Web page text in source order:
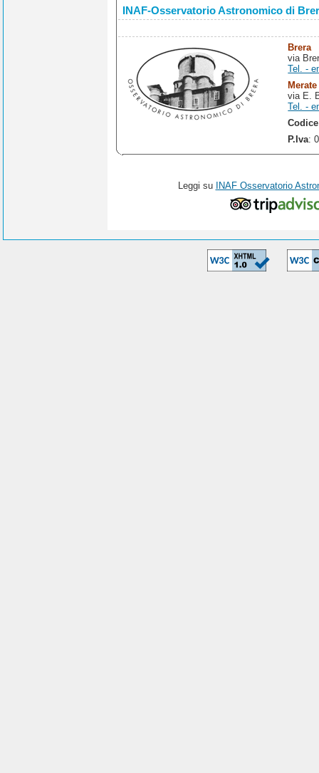
INAF-Osservatorio Astronomico di
Brera
via
Tel. -
Merate
via E.
Tel. -
P.Iva:
Leggi su INAF Osservatorio